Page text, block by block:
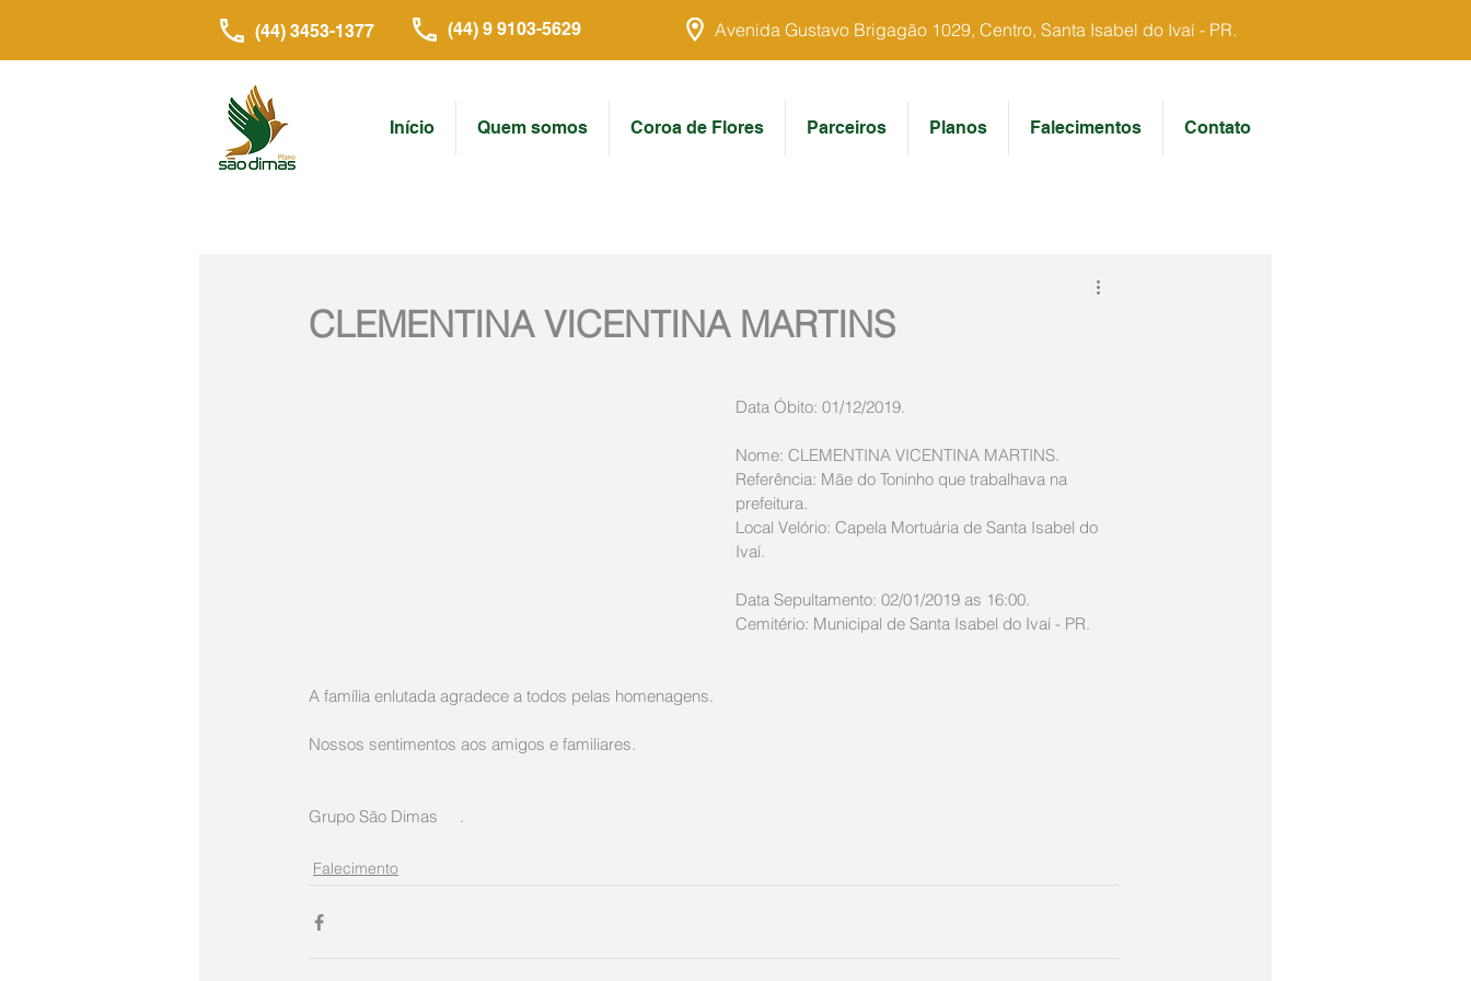
(44) 3453-1377 (44) 9 9103-5629 Avenida Gustavo Brigagão 1029, Centro, Santa Isabel do Ivaí - PR.
Início Quem somos Coroa de Flores Parceiros Planos Falecimentos Contato
CLEMENTINA VICENTINA MARTINS
Data Óbito: 01/12/2019.
Nome: CLEMENTINA VICENTINA MARTINS.
Referência: Mãe do Toninho que trabalhava na
prefeitura.
Local Velório: Capela Mortuária de Santa Isabel do
Ivaí.
Data Sepultamento: 02/01/2019 as 16:00.
Cemitério: Municipal de Santa Isabel do Ivaí - PR.
A família enlutada agradece a todos pelas homenagens.
Nossos sentimentos aos amigos e familiares.
Grupo São Dimas     .
Falecimento